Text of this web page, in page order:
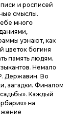
и росписей
смыслы.
много
узнают, как
цветок богиня
память людям.
Немало
Державин. Во
загадки. Финалом
Каждый
на